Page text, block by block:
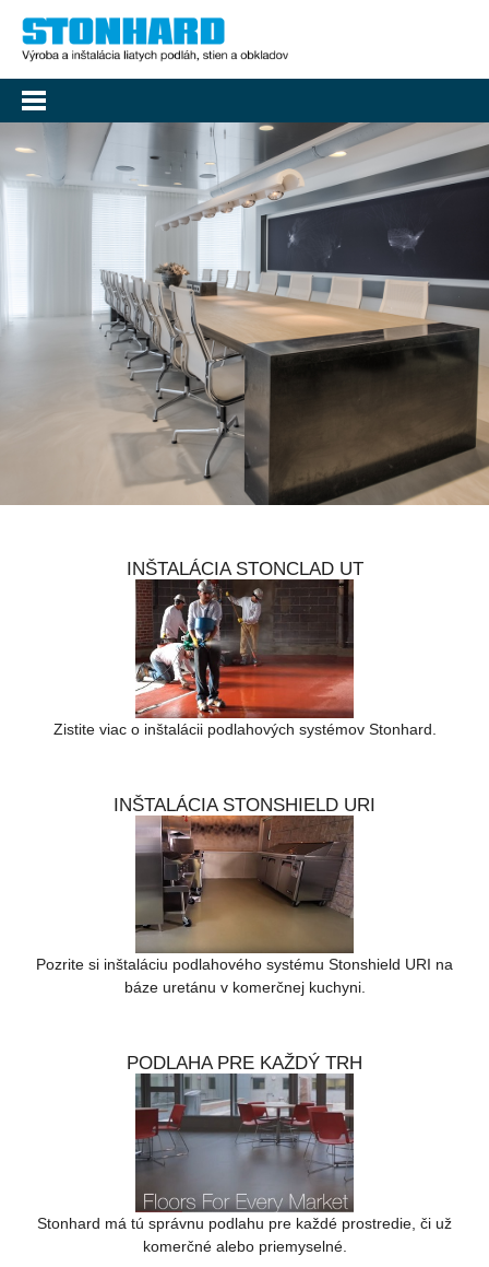
INŠTALÁCIA STONCLAD UT
Zistite viac o inštalácii podlahových systémov Stonhard.
INŠTALÁCIA STONSHIELD URI
Pozrite si inštaláciu podlahového systému Stonshield URI na
báze uretánu v komerčnej kuchyni.
PODLAHA PRE KAŽDÝ TRH
Stonhard má tú správnu podlahu pre každé prostredie, či už
komerčné alebo priemyselné.